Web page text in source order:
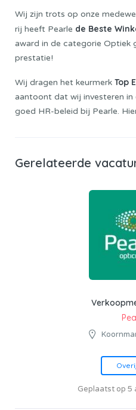
Wij zijn trots op onze
rij heeft Pearle de Beste
award in de categorie Optiek
prestatie!
Wij dragen het keurmerk Top
aantoont dat wij investeren in
goed HR-beleid bij Pearle.
Gerelateerde
Geplaatst op 5